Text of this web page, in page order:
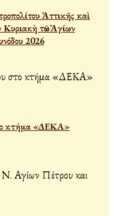
Ἀττικῆς καὶ
τῶν Ἁγίων
2026
κτήμα «ΔΕΚΑ»